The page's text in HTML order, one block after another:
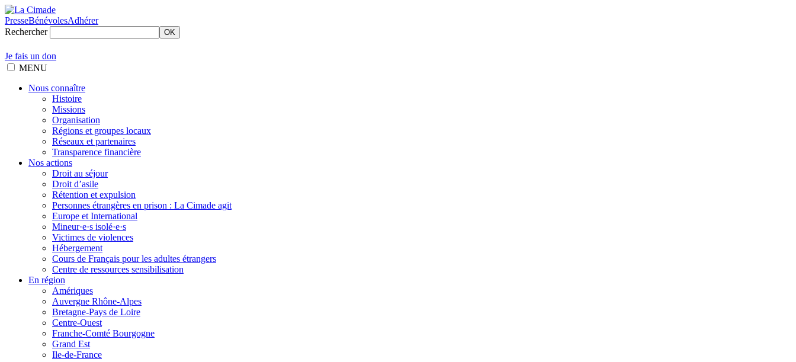
PresseBénévolesAdhérer
Rechercher
OK
Je fais un don
MENU
Nous connaître
Histoire
Missions
Organisation
Régions et groupes locaux
Réseaux et partenaires
Transparence financière
Nos actions
Droit au séjour
Droit d’asile
Rétention et expulsion
Personnes étrangères en prison : La Cimade agit
Europe et International
Mineur·e·s isolé·e·s
Victimes de violences
Hébergement
Cours de Français pour les adultes étrangers
Centre de ressources sensibilisation
En région
Amériques
Auvergne Rhône-Alpes
Bretagne-Pays de Loire
Centre-Ouest
Franche-Comté Bourgogne
Grand Est
Ile-de-France